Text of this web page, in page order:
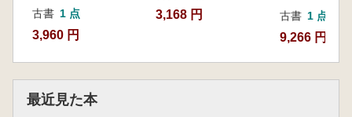
古書 1 点
3,960 円
3,168 円 古書 1 点
9,266 円
最近見た本